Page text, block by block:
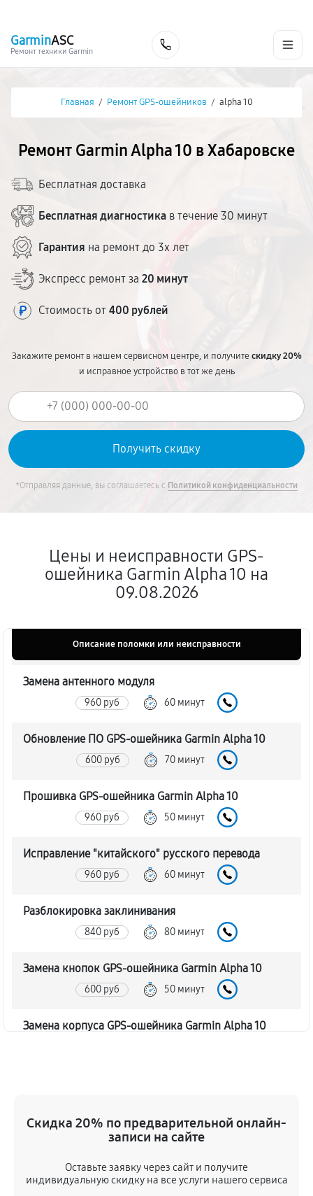
GarminASC
Ремонт техники Garmin
Главная / Ремонт GPS-ошейников / alpha 10
Ремонт Garmin Alpha 10 в Хабаровске
Бесплатная доставка
Бесплатная диагностика в течение 30 минут
Гарантия на ремонт до 3х лет
Экспресс ремонт за 20 минут
Стоимость от 400 рублей
Закажите ремонт в нашем сервисном центре, и получитескидку 20%
и исправное устройство в тот же день
*Отправляя данные, вы соглашаетесь с Политикой конфиденциальности
Цены и неисправности GPS-
ошейника Garmin Alpha 10 на
09.08.2026
Описание поломки или неисправности
Замена антенного модуля
960 руб 60 минут
Обновление ПО GPS-ошейника Garmin Alpha 10
600 руб 70 минут
Прошивка GPS-ошейника Garmin Alpha 10
960 руб 50 минут
Исправление "китайского" русского перевода
960 руб 60 минут
Разблокировка заклинивания
840 руб 80 минут
Замена кнопок GPS-ошейника Garmin Alpha 10
600 руб 50 минут
Замена корпуса GPS-ошейника Garmin Alpha 10
960 руб 50 минут
840 руб 60 минут
Скидка 20% по предварительной онлайн-
записи на сайте
Оставьте заявку через сайт и получите
индивидуальную скидку на все услуги нашего сервиса